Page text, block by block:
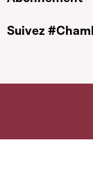
Suivez